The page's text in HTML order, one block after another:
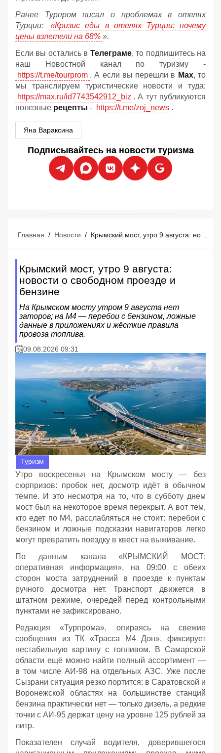
Ранее Турпром писал о проблемах в отелях
Турции:
«Кризис еды в отелях Турции: почему
цены взлетели на 68% ».
Если вы остались в Телеграме, то подпишитесь на
наш Новостной канал по туризму -
https://t.me/tourprom . А если вы перешли в Мах, то
мы транслируем туристические новости и туда:
https://max.ru/id7743542912_biz . А тут публикуются
полезные рецепты - https://t.me/zoj_news .
Яна Вараксина
Подписывайтесь на новости туризма
Главная / Новости /
Крымский мост, утро 9 августа:
новости о свободном проезде и
бензине
На Крымском мосту утром 9 августа нет
заторов; на М4 — перебои с бензином, ложные
данные в приложениях и жёсткие правила
провоза топлива.
09.08.2026 09:31
Туризм
Утро воскресенья на Крымском мосту — без
сюрпризов: пробок нет, досмотр идёт в обычном
темпе. И это несмотря на то, что в субботу днем
мост был на некоторое время перекрыт. А вот тем,
кто едет по М4, расслабляться не стоит: перебои с
бензином и ложные подсказки навигаторов легко
могут превратить поездку в квест на выживание.
По данным канала «КРЫМСКИЙ МОСТ:
оперативная информация», на 09:00 с обеих
сторон моста затруднений в проезде к пунктам
ручного досмотра нет. Транспорт движется в
штатном режиме, очередей перед контрольными
пунктами не зафиксировано.
Редакция «Турпрома», опираясь на свежие
сообщения из ТК «Трасса М4 Дон», фиксирует
нестабильную картину с топливом. В Самарской
области ещё можно найти полный ассортимент —
в том числе АИ‑98 на отдельных АЗС. Уже после
Сызрани ситуация резко портится: в Саратовской и
Воронежской областях на большинстве станций
бензина практически нет — только дизель, а редкие
точки с АИ‑95 держат цену на уровне 125 рублей за
литр.
Показателен случай водителя, доверившегося